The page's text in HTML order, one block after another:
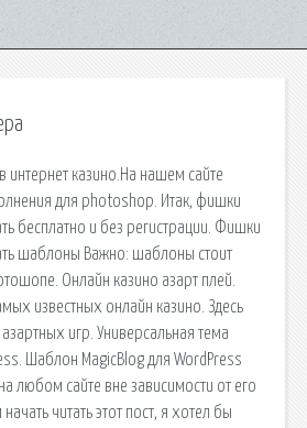
интернет казино.На нашем сайте
для photoshop. Итак, фишки
бесплатно и без регистрации. Фишки
шаблоны Важно: шаблоны стоит
Онлайн казино азарт плей.
известных онлайн казино. Здесь
игр. Универсальная тема
Шаблон MagicBlog для WordPress
любом сайте вне зависимости от его
читать этот пост, я хотел бы